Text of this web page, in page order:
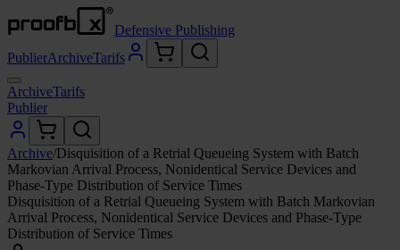
Defensive Publishing
PublierArchiveTarifs
ArchiveTarifs
Publier
Archive/Disquisition of a Retrial Queueing System with Batch
Markovian Arrival Process, Nonidentical Service Devices and
Phase-Type Distribution of Service Times
Disquisition of a Retrial Queueing System with Batch Markovian
Arrival Process, Nonidentical Service Devices and Phase-Type
Distribution of Service Times